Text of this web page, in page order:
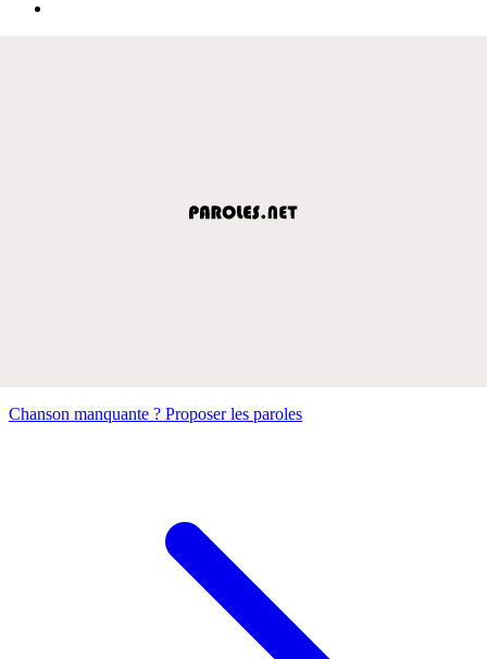
Chanson manquante ? Proposer les paroles